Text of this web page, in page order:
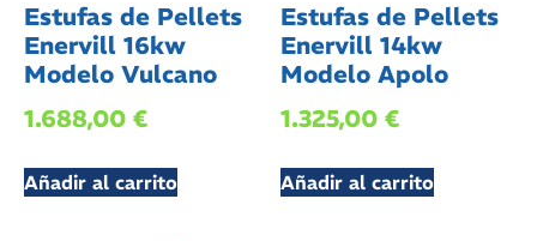
Estufas de Pellets
Enervill 16kw
Modelo Vulcano
1.688,00 €
Añadir al carrito
Estufas de Pellets
Enervill 14kw
Modelo Apolo
1.325,00 €
Añadir al carrito